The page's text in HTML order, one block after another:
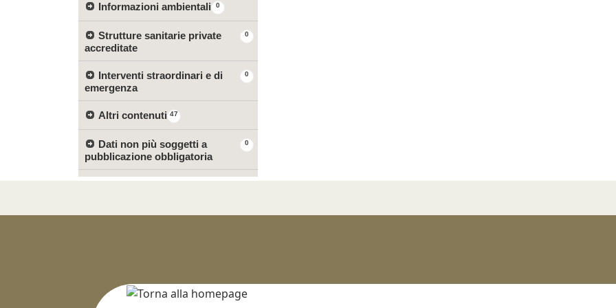
0
Informazioni ambientali
0
Strutture sanitarie private
accreditate
0
Interventi straordinari e di
emergenza
47
Altri contenuti
0
Dati non più soggetti a
pubblicazione obbligatoria